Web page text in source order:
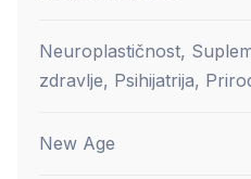
Neuroplastičnost,
zdravlje, Psihijatrija,
New Age